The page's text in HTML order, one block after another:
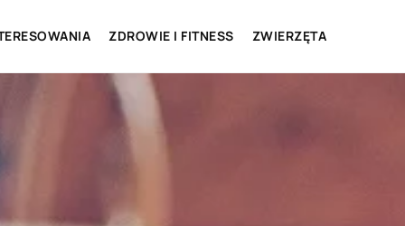
ZDROWIE I FITNESS ZWIERZĘTA